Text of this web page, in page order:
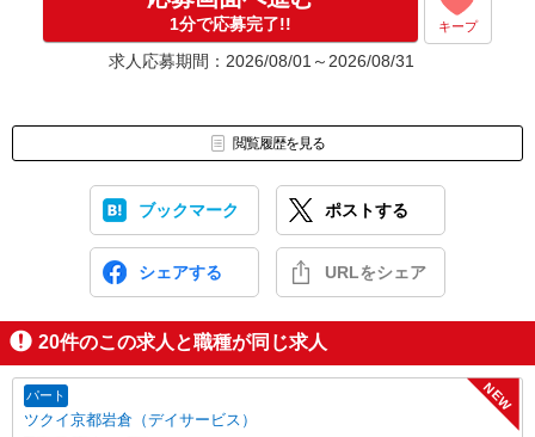
1分で応募完了!! キープ
求人応募期間：2026/08/01～2026/08/31
閲覧履歴を見る
ブックマーク ポストする
シェアする URLをシェア
20件のこの求人と職種が同じ求人
パート
ツクイ京都岩倉（デイサービス）
NEW